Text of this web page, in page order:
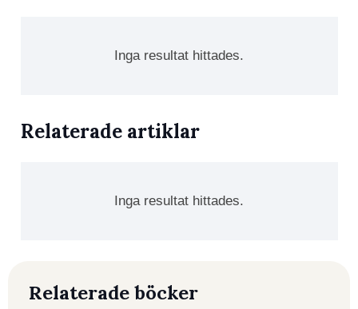
Inga resultat hittades.
Relaterade artiklar
Inga resultat hittades.
Relaterade böcker